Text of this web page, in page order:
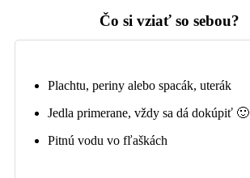
Čo si vziať so sebou?
Plachtu, periny alebo spacák, uterák
Jedla primerane, vždy sa dá dokúpiť 🙂
Pitnú vodu vo fľaškách